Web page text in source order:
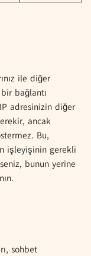
ile diğer
bağlantı
adresinizin diğer
ancak
Bu,
işleyişinin gerekli
bunun yerine
sohbet